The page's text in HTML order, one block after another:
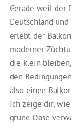
Gerade weil der
Deutschland
erlebt der
moderner
die klein
den
also einen
Ich zeige dir,
grüne Oase